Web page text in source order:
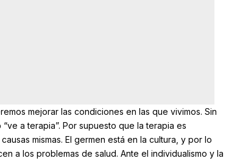
mejorar las condiciones en las que vivimos. Sin
a terapia”. Por supuesto que la terapia es
mismas. El germen está en la cultura, y por lo
a los problemas de salud. Ante el individualismo y la